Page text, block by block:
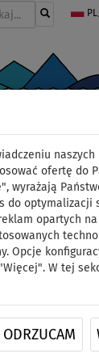
naszych
ofertę do
wyrażają
do optymalizacji
opartych na
Opcje
W tej
ODRZUCAM
-